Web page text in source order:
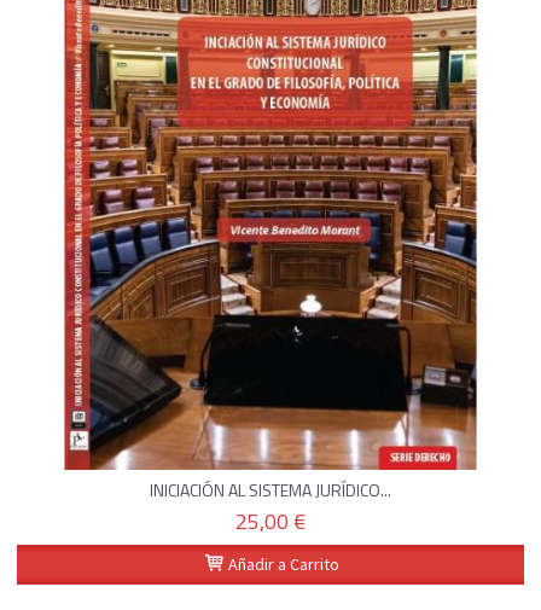
INICIACIÓN AL SISTEMA JURÍDICO...
25,00 €
Añadir a Carrito